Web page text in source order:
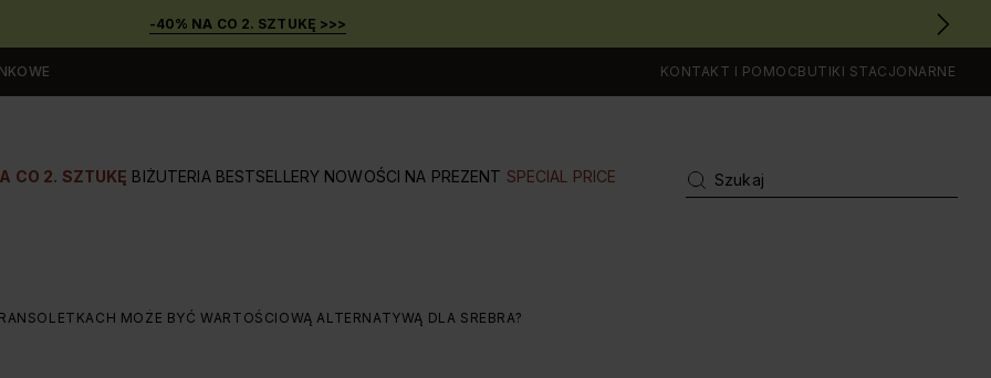
-40% NA CO 2. SZTUKĘ >>>
KONTAKT I POMOCBUTIKI STACJONARNE
CO 2. SZTUKĘ BIŻUTERIA BESTSELLERY NOWOŚCI NA PREZENT SPECIAL PRICE
MOŻE BYĆ WARTOŚCIOWĄ ALTERNATYWĄ DLA SREBRA?